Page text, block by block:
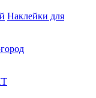
Наклейки для